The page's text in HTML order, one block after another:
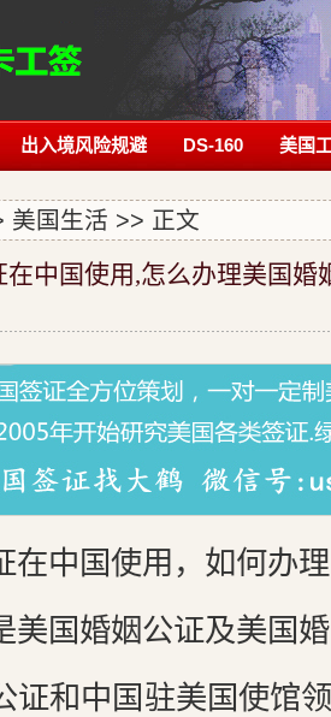
出入境风险规避 DS-160 美国
美国生活 >> 正文
在中国使用,怎么办理美国婚
在中国使用，如何办
美国婚姻公证及美国
证和中国驻美国使馆